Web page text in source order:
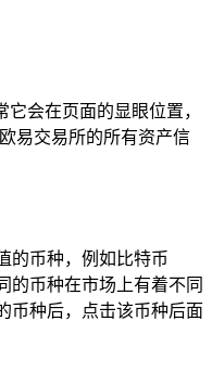
会在页面的显眼位置，
易交易所的所有资产信
的币种，例如比特币
的币种在市场上有着不同
币种后，点击该币种后面